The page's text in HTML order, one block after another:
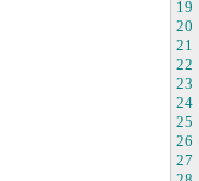
19
20
21
22
23
24
25
26
27